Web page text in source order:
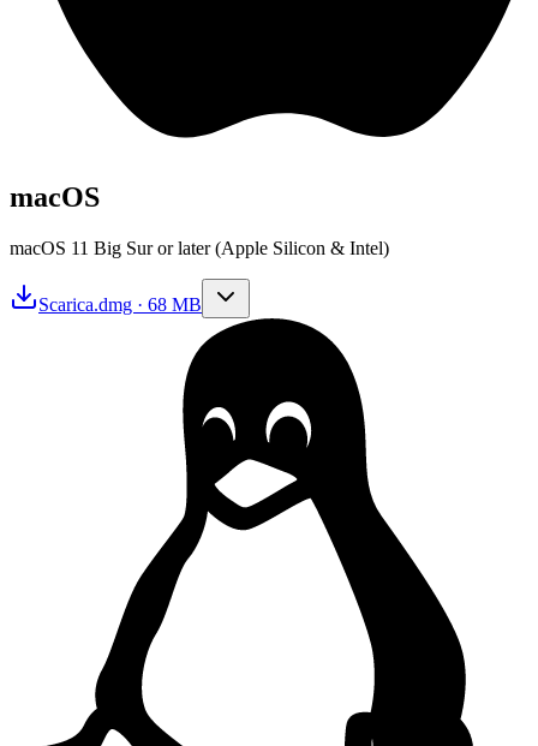
macOS
macOS 11 Big Sur or later (Apple Silicon & Intel)
Scarica.dmg · 68 MB